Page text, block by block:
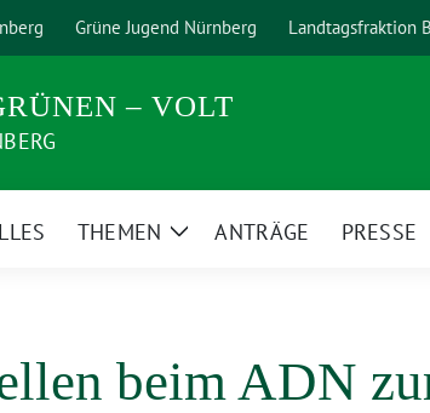
Grüne Jugend Nürnberg Landtagsfraktion
– VOLT
THEMEN
ZeigeANTRÄGE PRESSE
beim ADN